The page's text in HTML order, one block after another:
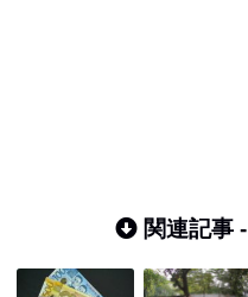
関連記事 -